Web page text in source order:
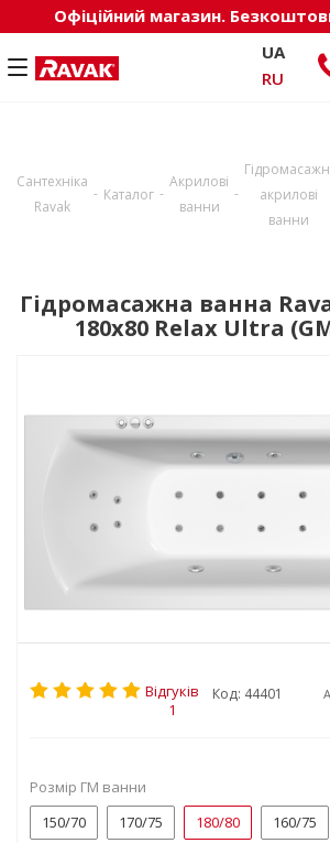
Офіційний магазин.
UA
RU
Сантехніка
Ravak
- Каталог -
Акрилові
ванни
-
акрилові
ванни
Гідромасажна ванна
180х80 Relax Ultra
Відгуків
1
Код: 44401
Розмір ГМ ванни
150/70
170/75 180/80 160/75